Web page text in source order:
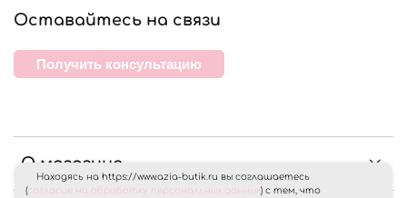
О магазине
Оставайтесь на связи
Получить консультацию
Находясь на https://www.azia-butik.ru вы соглашаетесь
(согласие на обработку персональных данных) с тем, что